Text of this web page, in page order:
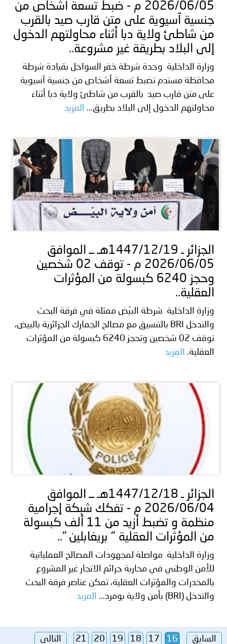
2026/06/05 م - ضبط تسعة أشخاص من
جنسية آسيوية على متن قارب صيد بالقرب
من شاطئ ولاية دبا أثناء محاولتهم الدخول
إلى البلاد بطريقة غير مشروعة..
وزارة الداخلية وحدة شرطة خفر السواحل بقيادة شرطة
محافظة مسندم تضبط تسعة أشخاص من جنسية آسيوية
على متن قارب صيد بالقرب من شاطئ ولاية دبا أثناء
محاولتهم الدخول إلى البلاد بطريق...
المزيد
الجزائر ـ 1447/12/19هـ ــ الموافق
2026/06/05 م - توقف 02 شخصين
وحجز 6240 كبسولة من المؤثرات
العقلية..
وزارة الداخلية شرطة البيّض ممثلة في فرقة البحث
والتدخل BRI بالتنسيق مع مصالح الجمارك الجزائرية بالبيض،
توقف 02 شخصين وتحجز 6240 كبسولة من المؤثرات
العقلية.
المزيد
الجزائر ـ 1447/12/18هـ ــ الموافق
2026/06/04 م - تفكك شبكة إجرامية
منظمة و تضبط أزيد من 11 ألف كبسولة
من المؤثرات العقلية " بريغابلين "..
وزارة الداخلية مواصلة لمجهودات المصالح العملياتية
للأمن الوطني في محاربة جرائم الاتجار غير المشروع
بالمخدرات والمؤثرات العقلية، تمكن عناصر فرقة البحث
والتدخل (BRI) بأمن ولاية بومرد...
المزيد
السابق 16
17
18
19
20
21 التالي